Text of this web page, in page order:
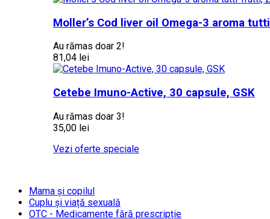
Moller’s Cod liver oil Omega-3 aroma
Au rămas doar 2!
81,04 lei
Cetebe Imuno-Active, 30 capsule, GSK
Au rămas doar 3!
35,00 lei
Vezi oferte speciale
Mama și copilul
Cuplu și viață sexuală
OTC - Medicamente fără prescripție